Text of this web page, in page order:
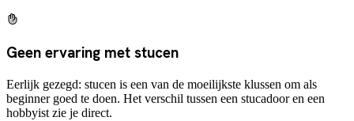
Geen ervaring met stucen
Eerlijk gezegd: stucen is een van de moeilijkste klussen om als
beginner goed te doen. Het verschil tussen een stucadoor en een
hobbyist zie je direct.